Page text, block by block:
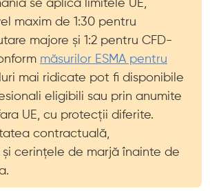
se aplică limitele UE,
maxim de 1:30 pentru
majore și 1:2 pentru CFD-
măsurilor ESMA pentru
mai ridicate pot fi disponibile
eligibili sau prin anumite
UE, cu protecții diferite.
contractuală,
cerințele de marjă înainte de